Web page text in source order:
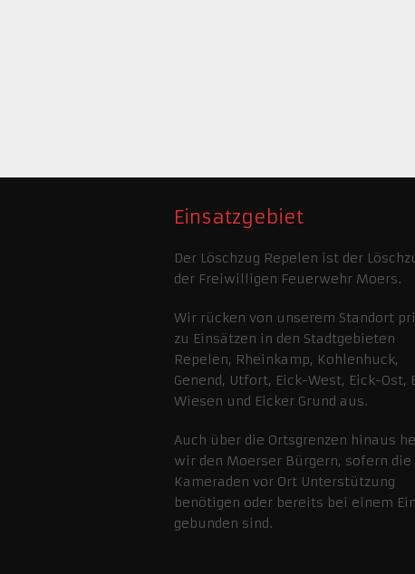
Einsatzgebiet
Der Löschzug Repelen ist der
der Freiwilligen Feuerwehr Moers.
Wir rücken von unserem Standort
zu Einsätzen in den Stadtgebieten
Repelen, Rheinkamp, Kohlenhuck,
Genend, Utfort, Eick-West, Eick-Ost,
Wiesen und Eicker Grund aus.
Auch über die Ortsgrenzen hinaus
wir den Moerser Bürgern, sofern die
Kameraden vor Ort Unterstützung
benötigen oder bereits bei einem
gebunden sind.